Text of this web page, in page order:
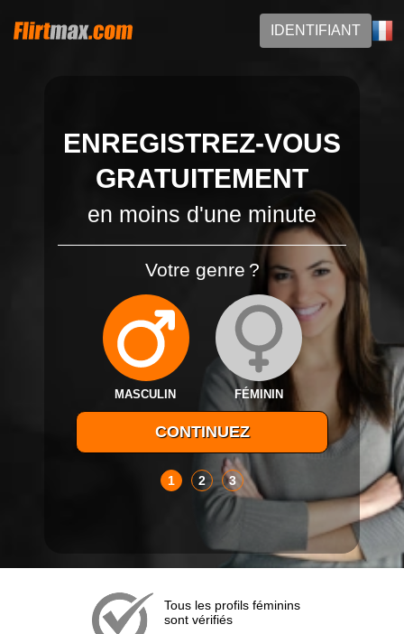
IDENTIFIANT
ENREGISTREZ-VOUS
GRATUITEMENT
en moins d'une minute
Votre genre ?
MASCULIN FÉMININ
1 2 3
Tous les profils féminins
sont vérifiés